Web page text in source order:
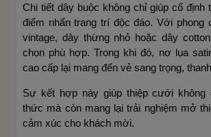
Chi tiết dây buộc không chỉ giúp cố định
điểm nhấn trang trí độc đáo. Với phong
vintage, dây thừng nhỏ hoặc dây
chọn phù hợp. Trong khi đó, nơ lụa
cao cấp lại mang đến vẻ sang trọng,
Sự kết hợp này giúp thiệp cưới không
thức mà còn mang lại trải nghiệm mở
cảm xúc cho khách mời.